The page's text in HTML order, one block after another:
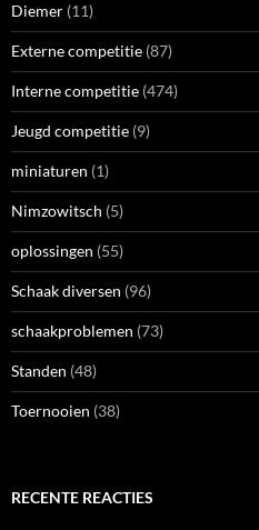
Diemer (11)
Externe competitie (87)
Interne competitie (474)
Jeugd competitie (9)
miniaturen (1)
Nimzowitsch (5)
oplossingen (55)
Schaak diversen (96)
schaakproblemen (73)
Standen (48)
Toernooien (38)
RECENTE REACTIES